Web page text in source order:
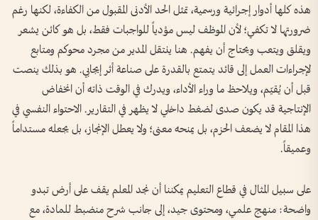
هذه كلها أدوار إجرائية ورسمية، تمثل الحد الأدنى المقبول من الكفاءة، لكنها رغم
ضرورتها لا تكفي؛ لأن الموظف ليس مؤدياً للواجبات فقط، بل هو كائن يشعر
ويقلق ويتعب ويحتاج أن يفهم. هنا ينتقل المدير من مجرد محوكم ومتابع
لإجراءات العمل إلى قائد يتمتع بالقدرة على صناعة أثر إيجابي. هو بذلك ينصت
قبل أن يُقيّم، ويلاحظ ما وراء الأداء، ويدرك في الوقت ذاته أن انخفاض
الإنتاجية قد يكون صدى لضغط داخلي لا يظهر في التقارير. الاحتواء النفسي في
هذا المقام لا يضعف الحزم، بل يمنحه معنى؛ ولا يعطل الإنجاز، بل يجعله مستداماً
وعميقاً.
على سبيل المثال في قطاع التعليم يمكننا أن نجد المعلم يقف على أرض تبدو
واضحة: منهج علمي، ومحتوى جيد، إلى جانب شرح منضبط للمادة، مع